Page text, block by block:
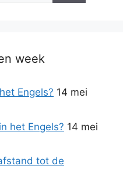
week
Engels? 14 mei
het Engels? 14 mei
tot de